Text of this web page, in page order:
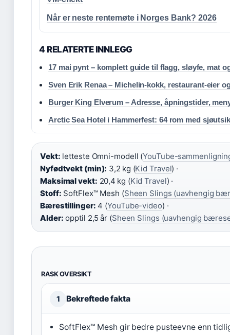
Når er neste rentemøte i Norges Bank? 2026
4 RELATERTE INNLEGG
17 mai pynt – komplett guide til flagg, sløyfe, mat
Sven Erik Renaa – Michelin-kokk, restaurant-eier
Burger King Elverum – Adresse, åpningstider,
Arctic Sea Hotel i Hammerfest: 64 rom med
Vekt: letteste Omni-modell (YouTube-
Nyfødtvekt (min): 3,2 kg (Kid Travel) ·
Maksimal vekt: 20,4 kg (Kid Travel) ·
Stoff: SoftFlex™ Mesh (Sheen Slings (uavhengig
Bærestillinger: 4 (YouTube-video) ·
Alder: opptil 2,5 år (Sheen Slings (uavhengig
RASK OVERSIKT
1 Bekreftede fakta
SoftFlex™ Mesh gir bedre pusteevne enn